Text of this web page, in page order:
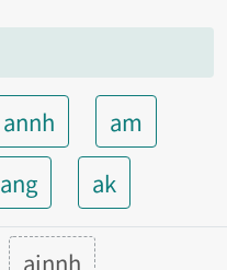
annh
am
ang ak
ainnh